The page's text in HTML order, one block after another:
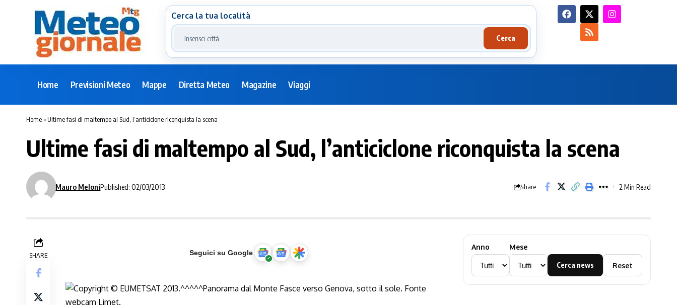
Cerca la tua località
Cerca
Home Previsioni Meteo Mappe Diretta Meteo Magazine Viaggi
Home»Ultime fasi di maltempo al Sud, l’anticiclone riconquista la scena
Ultime fasi di maltempo al Sud, l’anticiclone riconquista la scena
Mauro MeloniPublished: 02/03/2013 Share 2 Min Read
SHARE Seguici su Google
Anno Mese
Cerca news Reset